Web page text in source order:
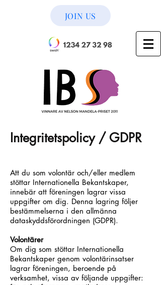
JOIN US
Integritetspolicy / GDPR
Att du som volontär och/eller medlem
stöttar Internationella Bekantskaper,
innebär att föreningen lagrar vissa
uppgifter om dig. Denna lagring följer
bestämmelserna i den allmänna
dataskyddsförordningen (GDPR).
Volontärer
Om dig som stöttar Internationella
Bekantskaper genom volontärinsatser
lagrar föreningen, beroende på
verksamhet, vissa av följande uppgifter: